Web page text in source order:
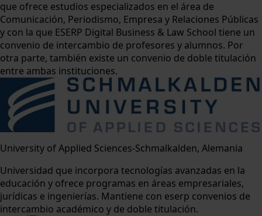
que ofrece estudios especializados en el área de
Comunicación, Periodismo, Empresa y Relaciones Públicas
y con la que ESERP Digital Business & Law School tiene un
convenio de intercambio de profesores y alumnos. Por
otra parte, también existe un convenio de doble titulación
entre ambas instituciones.
University of Applied Sciences-Schmalkalden, Alemania
Universidad que incorpora tecnologías avanzadas en la
educación y ofrece programas en áreas empresariales,
jurídicas e ingenierías. Mantiene con eserp convenios de
intercambio académico y de doble titulación.